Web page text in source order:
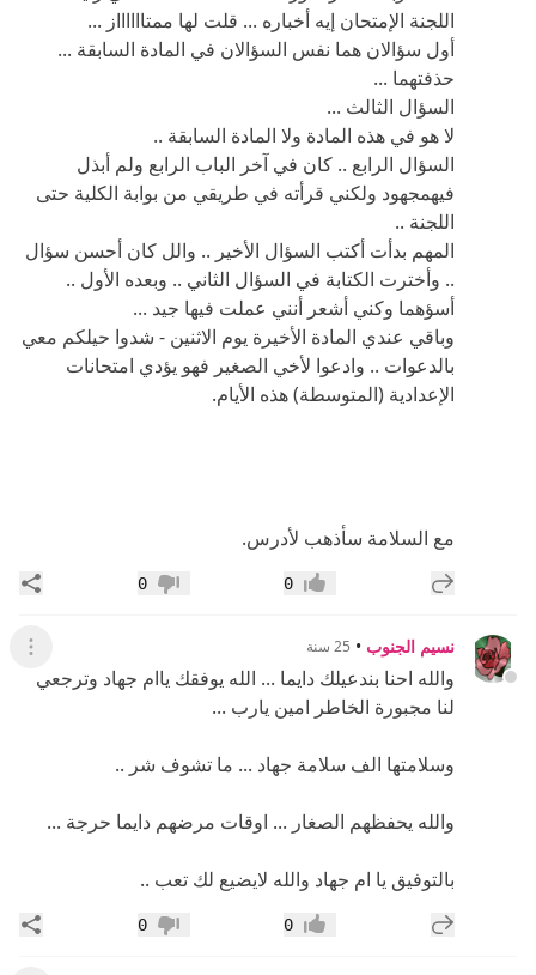
اللجنة الإمتحان إيه أخباره ... قلت لها ممتااااااز ...
أول سؤالان هما نفس السؤالان في المادة السابقة ...
حذفتهما ...
السؤال الثالث ...
لا هو في هذه المادة ولا المادة السابقة ..
السؤال الرابع .. كان في آخر الباب الرابع ولم أبذل
فيهمجهود ولكني قرأته في طريقي من بوابة الكلية حتى
اللجنة ..
المهم بدأت أكتب السؤال الأخير .. والل كان أحسن سؤال
.. وأخترت الكتابة في السؤال الثاني .. وبعده الأول ..
أسؤهما وكني أشعر أنني عملت فيها جيد ...
وباقي عندي المادة الأخيرة يوم الاثنين - شدوا حيلكم معي
بالدعوات .. وادعوا لأخي الصغير فهو يؤدي امتحانات
الإعدادية (المتوسطة) هذه الأيام.
مع السلامة سأذهب لأدرس.
إضافة رد جديد إعجاب0 عدم إعجاب
0
نسيم الجنوب • 25 سنة عرض
والله احنا بندعيلك دايما ... الله يوفقك ياام جهاد وترجعي
لنا مجبورة الخاطر امين يارب ...
وسلامتها الف سلامة جهاد ... ما تشوف شر ..
والله يحفظهم الصغار ... اوقات مرضهم دايما حرجة ...
بالتوفيق يا ام جهاد والله لايضيع لك تعب ..
إضافة رد جديد إعجاب0 عدم إعجاب
0